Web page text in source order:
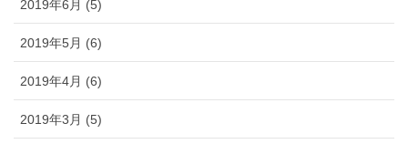
2019年6月 (5)
2019年5月 (6)
2019年4月 (6)
2019年3月 (5)